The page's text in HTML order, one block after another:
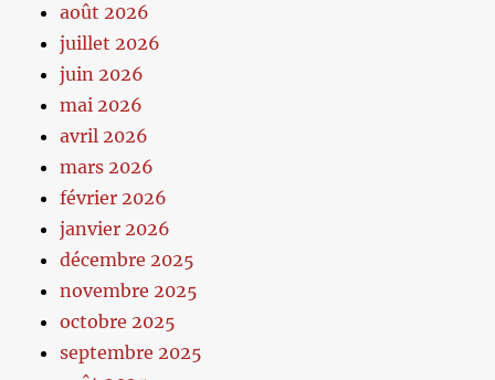
août 2026
juillet 2026
juin 2026
mai 2026
avril 2026
mars 2026
février 2026
janvier 2026
décembre 2025
novembre 2025
octobre 2025
septembre 2025